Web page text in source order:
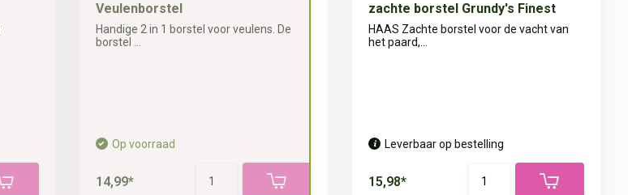
Veulenborstel
Handige 2 in 1 borstel voor veulens. De
borstel ...
Op voorraad
14,99*
zachte borstel Grundy's Finest
HAAS Zachte borstel voor de vacht van
het paard,...
Leverbaar op bestelling
15,98*